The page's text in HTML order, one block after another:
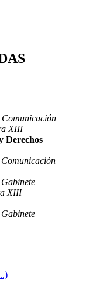
XIII
Derechos
XIII